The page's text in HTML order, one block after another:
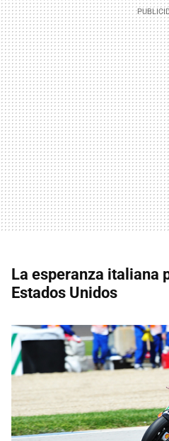
La esperanza italiana
Estados Unidos